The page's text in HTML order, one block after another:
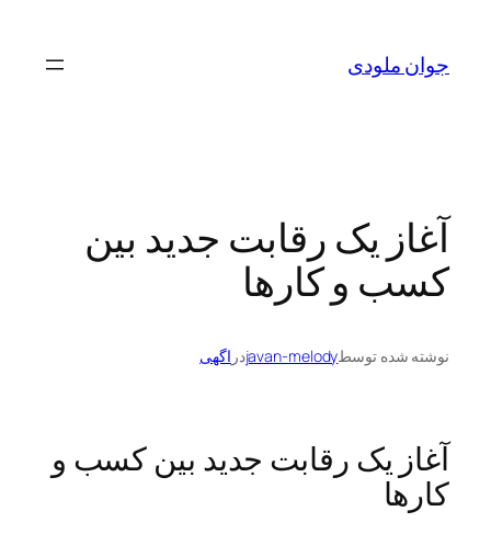
محتواجوان ملودی
آغاز یک رقابت جدید بین
کسب و کارها
نوشته شده توسطjavan-melodyدر اگهی
آغاز یک رقابت جدید بین کسب و
کارها